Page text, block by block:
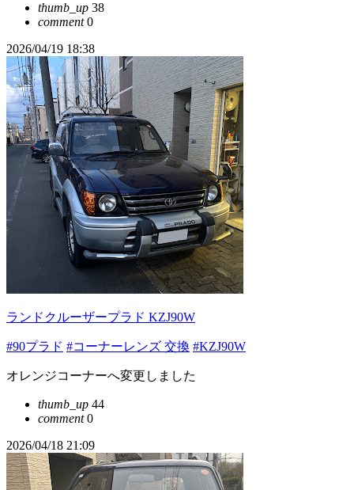
thumb_up 38
comment0
2026/04/19 18:38
ランドクルーザープラド KZJ90W
#90プラド #コーナーレンズ 交換 #KZJ90W
オレンジコーナーへ変更しました
thumb_up 44
comment0
2026/04/18 21:09